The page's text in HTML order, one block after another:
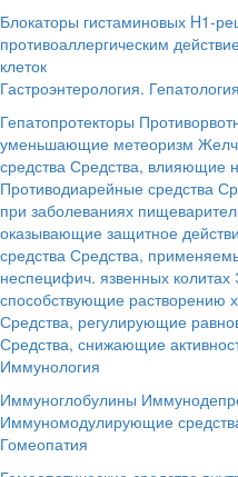
Блокаторы гистаминовых H1-
противоаллергическим
клеток
Гастроэнтерология.
Гепатопротекторы
уменьшающие метеоризм
средства Средства, влияющие
Противодиарейные средства
при заболеваниях
оказывающие защитное
средства Средства,
неспецифич. язвенных колитах
способствующие растворению
Средства, регулирующие
Средства, снижающие
Иммунология
Иммуноглобулины
Иммуномодулирующие
Гомеопатия